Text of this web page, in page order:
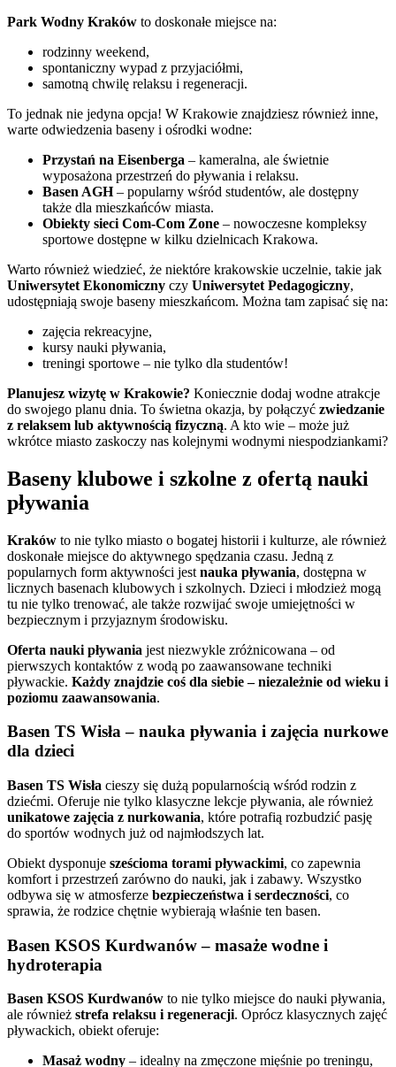
Park Wodny Kraków to doskonałe miejsce na:
rodzinny weekend,
spontaniczny wypad z przyjaciółmi,
samotną chwilę relaksu i regeneracji.
To jednak nie jedyna opcja! W Krakowie znajdziesz również inne,
warte odwiedzenia baseny i ośrodki wodne:
Przystań na Eisenberga – kameralna, ale świetnie
wyposażona przestrzeń do pływania i relaksu.
Basen AGH– popularny wśród studentów, ale dostępny
także dla mieszkańców miasta.
Obiekty sieci Com-Com Zone – nowoczesne kompleksy
sportowe dostępne w kilku dzielnicach Krakowa.
Warto również wiedzieć, że niektóre krakowskie uczelnie, takie jak
Uniwersytet Ekonomiczny czy Uniwersytet Pedagogiczny,
udostępniają swoje baseny mieszkańcom. Można tam zapisać się na:
zajęcia rekreacyjne,
kursy nauki pływania,
treningi sportowe – nie tylko dla studentów!
Planujesz wizytę w Krakowie? Koniecznie dodaj wodne atrakcje
do swojego planu dnia. To świetna okazja, by połączyć zwiedzanie
z relaksem lub aktywnością fizyczną. A kto wie – może już
wkrótce miasto zaskoczy nas kolejnymi wodnymi niespodziankami?
Baseny klubowe i szkolne z ofertą nauki
pływania
Kraków to nie tylko miasto o bogatej historii i kulturze, ale również
doskonałe miejsce do aktywnego spędzania czasu. Jedną z
popularnych form aktywności jest nauka pływania, dostępna w
licznych basenach klubowych i szkolnych. Dzieci i młodzież mogą
tu nie tylko trenować, ale także rozwijać swoje umiejętności w
bezpiecznym i przyjaznym środowisku.
Oferta nauki pływania jest niezwykle zróżnicowana – od
pierwszych kontaktów z wodą po zaawansowane techniki
pływackie. Każdy znajdzie coś dla siebie – niezależnie od wieku i
poziomu zaawansowania.
Basen TS Wisła – nauka pływania i zajęcia nurkowe
dla dzieci
Basen TS Wisła cieszy się dużą popularnością wśród rodzin z
dziećmi. Oferuje nie tylko klasyczne lekcje pływania, ale również
unikatowe zajęcia z nurkowania, które potrafią rozbudzić pasję
do sportów wodnych już od najmłodszych lat.
Obiekt dysponuje sześcioma torami pływackimi, co zapewnia
komfort i przestrzeń zarówno do nauki, jak i zabawy. Wszystko
odbywa się w atmosferze bezpieczeństwa i serdeczności, co
sprawia, że rodzice chętnie wybierają właśnie ten basen.
Basen KSOS Kurdwanów – masaże wodne i
hydroterapia
Basen KSOS Kurdwanów to nie tylko miejsce do nauki pływania,
ale również strefa relaksu i regeneracji. Oprócz klasycznych zajęć
pływackich, obiekt oferuje:
Masaż wodny – idealny na zmęczone mięśnie po treningu,